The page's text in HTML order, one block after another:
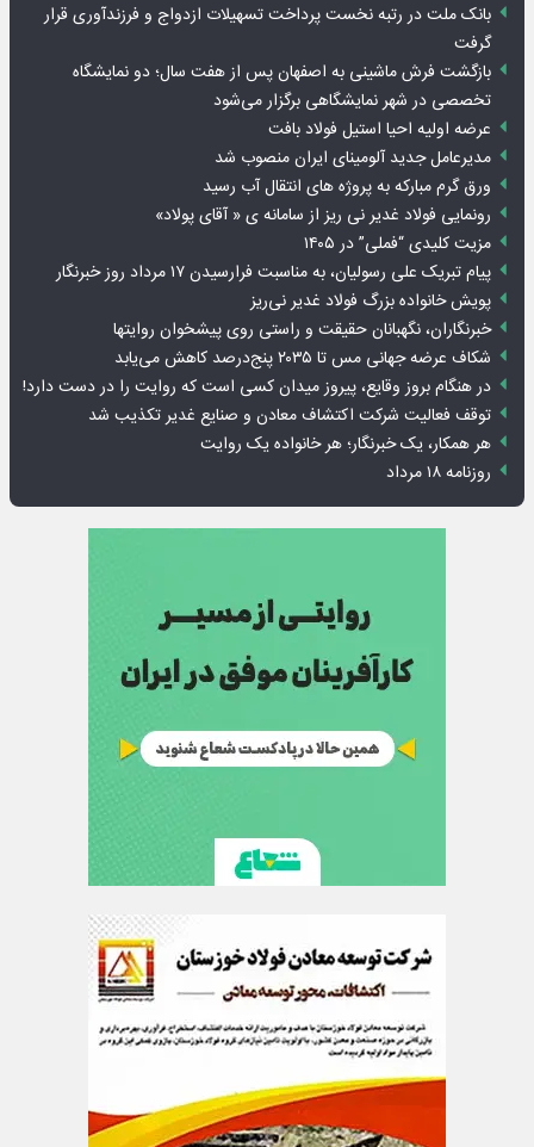
بانک ملت در رتبه نخست پرداخت تسهیلات ازدواج و فرزندآوری قرار
گرفت
بازگشت فرش ماشینی به اصفهان پس از هفت سال؛ دو نمایشگاه
تخصصی در شهر نمایشگاهی برگزار می‌شود
عرضه اولیه احیا استیل فولاد بافت
مدیرعامل جدید آلومینای ایران منصوب شد
ورق گرم مبارکه به پروژه های انتقال آب رسید
رونمایی فولاد غدیر نی ریز از سامانه ی « آقای پولاد»
مزیت کلیدی “فملی” در ۱۴۰۵
پیام تبریک علی رسولیان، به مناسبت فرارسیدن ۱۷ مرداد روز خبرنگار
پویش خانواده بزرگ فولاد غدیر نی‌ریز
خبرنگاران، نگهبانان حقیقت و راستی روی پیشخوان روایت­ها
شکاف عرضه جهانی مس تا ۲۰۳۵ پنج‌درصد کاهش می‌یابد
در هنگام بروز وقایع، پیروز میدان کسی است که روایت را در دست دارد!
توقف فعالیت شرکت اکتشاف معادن و صنایع غدیر تکذیب شد
هر همکار، یک خبرنگار؛ هر خانواده یک روایت
روزنامه ۱۸ مرداد